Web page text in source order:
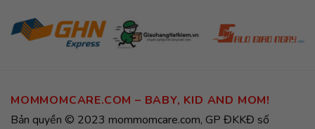
MOMMOMCARE.COM – BABY, KID AND MOM!
Bản quyền © 2023 mommomcare.com, GP ĐKKĐ số